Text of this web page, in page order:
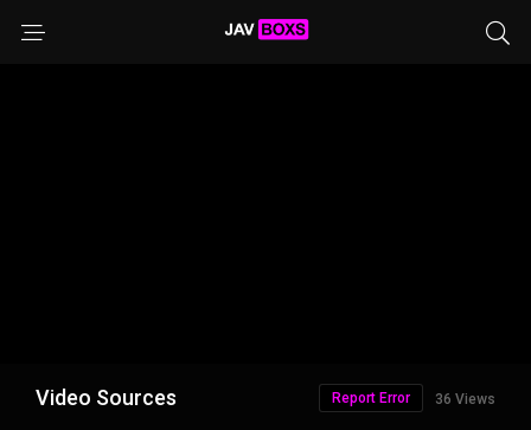
Video Sources 36 Views
Report Error